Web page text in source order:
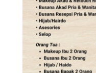
https://
anchor
https://